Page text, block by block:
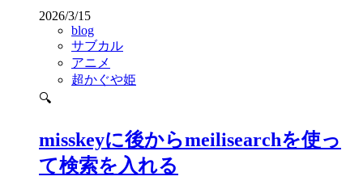
2026/3/15
blog
サブカル
アニメ
超かぐや姫
🔍
misskeyに後からmeilisearchを使っ
て検索を入れる